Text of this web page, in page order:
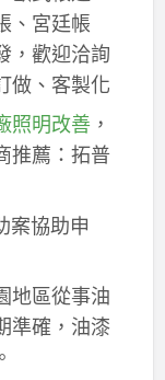
、宮廷帳
，歡迎洽詢
做、客製化
照明改善，
推薦：拓普
案協助申
地區從事油
準確，油漆